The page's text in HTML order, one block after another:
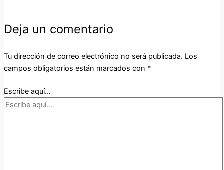
Deja un comentario
Tu dirección de correo electrónico no será publicada. Los
campos obligatorios están marcados con *
Escribe aquí...